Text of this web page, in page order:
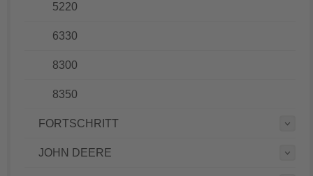
5220
6330
8300
8350
FORTSCHRITT
JOHN DEERE